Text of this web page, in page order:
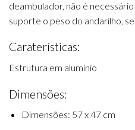
deambulador, não é
suporte o peso do andarilho,
Caraterísticas:
Estrutura em alumínio
Dimensões:
Dimensões: 57 x 47 cm